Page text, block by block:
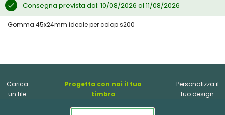
Consegna prevista dal: 10/08/2026 al 11/08/2026
Gomma 45x24mm ideale per colop s200
Carica
un file
Progetta con noi il tuo
timbro
Personalizza il
tuo design